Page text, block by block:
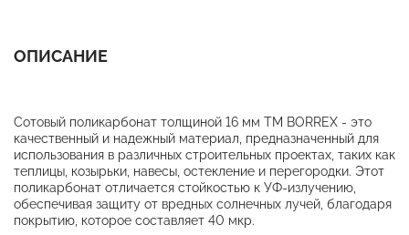
ОПИСАНИЕ
Сотовый поликарбонат толщиной 16 мм ТМ BORREX - это
качественный и надежный материал, предназначенный для
использования в различных строительных проектах, таких как
теплицы, козырьки, навесы, остекление и перегородки. Этот
поликарбонат отличается стойкостью к УФ-излучению,
обеспечивая защиту от вредных солнечных лучей, благодаря
покрытию, которое составляет 40 мкр.